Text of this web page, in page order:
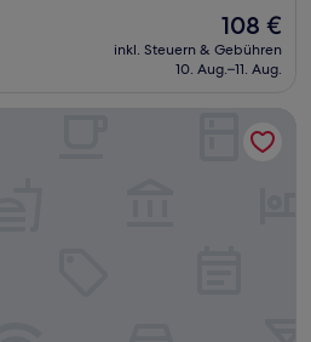
Der
Preis
beträgt
108 €
inkl. Steuern & Gebühren
10. Aug.–11. Aug.